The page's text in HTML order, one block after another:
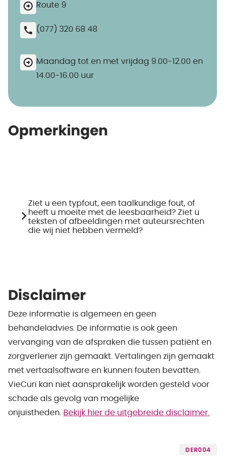
Route 9
(077) 320 68 48
Maandag tot en met vrijdag 9.00-12.00 en
14.00-16.00 uur
Opmerkingen
Ziet u een typfout, een taalkundige fout, of
heeft u moeite met de leesbaarheid? Ziet u
teksten of afbeeldingen met auteursrechten
die wij niet hebben vermeld?
Disclaimer
Deze informatie is algemeen en geen
behandeladvies. De informatie is ook geen
vervanging van de afspraken die tussen patiënt en
zorgverlener zijn gemaakt. Vertalingen zijn gemaakt
met vertaalsoftware en kunnen fouten bevatten.
VieCuri kan niet aansprakelijk worden gesteld voor
schade als gevolg van mogelijke
onjuistheden.
Bekijk hier de uitgebreide disclaimer.
DER004